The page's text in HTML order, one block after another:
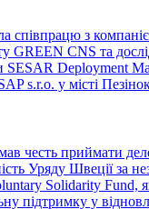
співпрацю з
GREEN CNS та
SESAR Deployment
s.r.o. у місті
честь приймати
Уряду Швеції за
Solidarity Fund,
підтримку у